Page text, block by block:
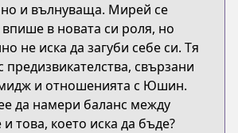
и вълнуваща. Мирей се
в новата си роля, но
не иска да загуби себе си. Тя
предизвикателства, свързани
и отношенията с Юшин.
да намери баланс между
и това, което иска да бъде?